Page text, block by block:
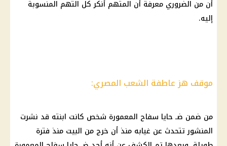
أن من الضروري معرفة أن المتهم أنكر كل التهم المنسوبة
إليه.
موقف هز عاطفة الشعب المصري:
من ضمن ضـ حايا سفاح المعمورة شخص كانت ابنته قد نشرت
المنشور تتحدث عن غيابه منذ أن خرج من البيت منذ فترة